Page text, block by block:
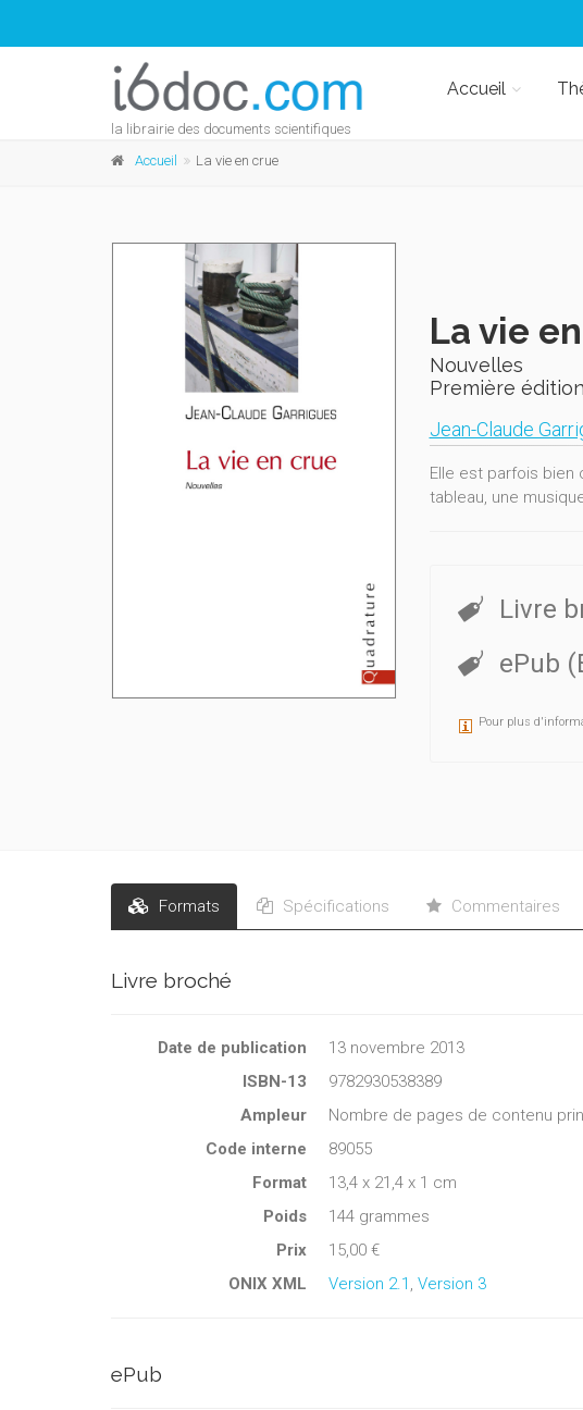
la librairie des documents scientifiques
Accueil
Accueil La vie en crue
La vie
Nouvelles
Première édition
Jean-Claude
Elle est parfois bien
tableau, une
Livre
ePub
Pour plus
Formats Spécifications Commentaires
Livre broché
Date de publication
13 novembre 2013
ISBN-13
9782930538389
Ampleur
Nombre de pages de contenu
Code interne
89055
Format
13,4 x 21,4 x 1 cm
Poids
144 grammes
Prix
15,00 €
ONIX XML
Version 2.1 , Version 3
ePub